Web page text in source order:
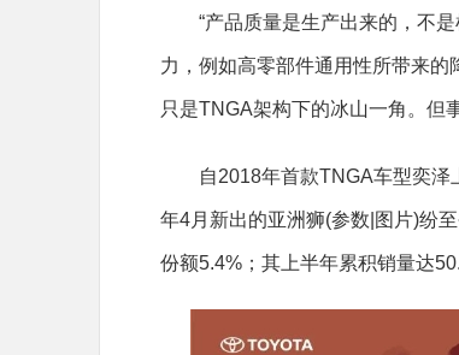
“产品质量是生产出来的，不
力，例如高零部件通用性所带来
只是TNGA架构下的冰山一角。但
自2018年首款TNGA车型奕
年4月新出的亚洲狮(参数|图片)纷
份额5.4%；其上半年累积销量达